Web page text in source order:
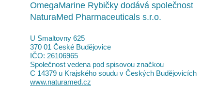
OmegaMarine Rybičky dodává společnost
NaturaMed Pharmaceuticals s.r.o.
U Smaltovny 625
370 01 České Budějovice
IČO: 26106965
Společnost vedena pod spisovou značkou
C 14379 u Krajského soudu v Českých Budějovicích
www.naturamed.cz